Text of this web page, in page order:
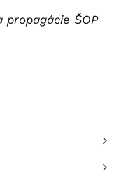
propagácie ŠOP